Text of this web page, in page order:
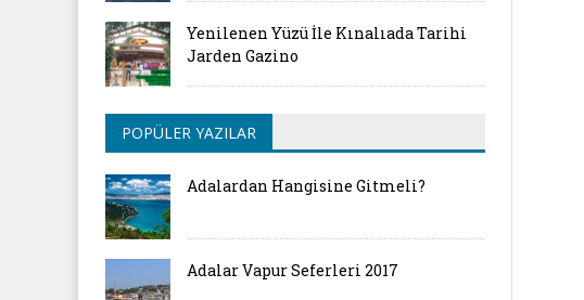
Yenilenen Yüzü İle Kınalıada Tarihi
Jarden Gazino
POPÜLER YAZILAR
Adalardan Hangisine Gitmeli?
Adalar Vapur Seferleri 2017